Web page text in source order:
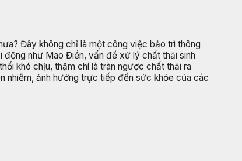
Đây không chỉ là một công việc bảo trì thông
như Mao Điền, vấn đề xử lý chất thải sinh
khó chịu, thậm chí là tràn ngược chất thải ra
nhiễm, ảnh hưởng trực tiếp đến sức khỏe của các